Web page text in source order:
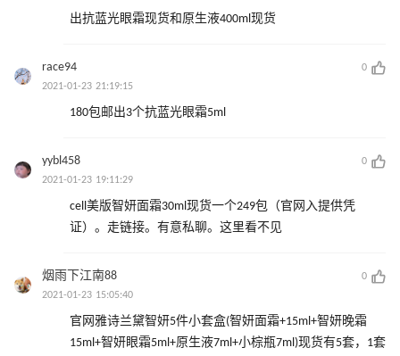
出抗蓝光眼霜现货和原生液400ml现货
race94
0
2021-01-23 21:19:15
180包邮出3个抗蓝光眼霜5ml
yybl458
0
2021-01-23 19:11:29
cell美版智妍面霜30ml现货一个249包（官网入提供凭
证）。走链接。有意私聊。这里看不见
烟雨下江南88
0
2021-01-23 15:05:40
官网雅诗兰黛智妍5件小套盒(智妍面霜+15ml+智妍晚霜
15ml+智妍眼霜5ml+原生液7ml+小棕瓶7ml)现货有5套，1套